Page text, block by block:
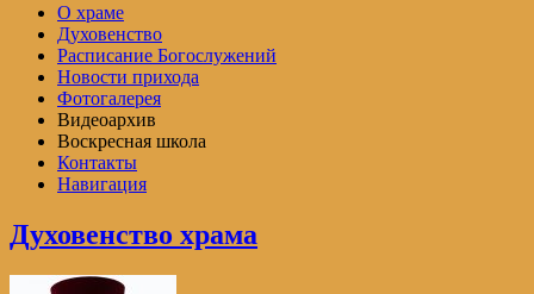
О храме
Духовенство
Расписание Богослужений
Новости прихода
Фотогалерея
Видеоархив
Воскресная школа
Контакты
Навигация
Духовенство храма